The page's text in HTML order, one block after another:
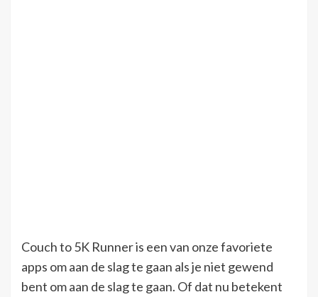
Couch to 5K Runner is een van onze favoriete
apps om aan de slag te gaan als je niet gewend
bent om aan de slag te gaan. Of dat nu betekent